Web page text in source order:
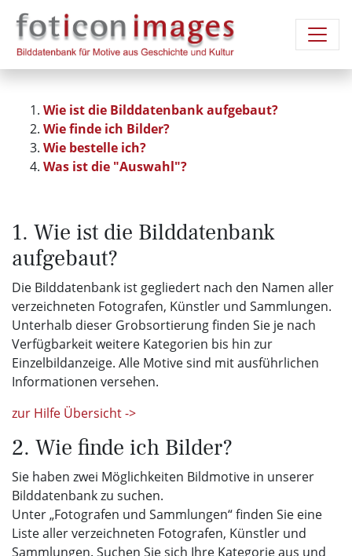
Wie ist die Bilddatenbank aufgebaut?
Wie finde ich Bilder?
Wie bestelle ich?
Was ist die "Auswahl"?
1. Wie ist die Bilddatenbank
aufgebaut?
Die Bilddatenbank ist gegliedert nach den Namen aller
verzeichneten Fotografen, Künstler und Sammlungen.
Unterhalb dieser Grobsortierung finden Sie je nach
Verfügbarkeit weitere Kategorien bis hin zur
Einzelbildanzeige. Alle Motive sind mit ausführlichen
Informationen versehen.
zur Hilfe Übersicht ->
2. Wie finde ich Bilder?
Sie haben zwei Möglichkeiten Bildmotive in unserer
Bilddatenbank zu suchen.
Unter „Fotografen und Sammlungen“ finden Sie eine
Liste aller verzeichneten Fotografen, Künstler und
Sammlungen. Suchen Sie sich Ihre Kategorie aus und